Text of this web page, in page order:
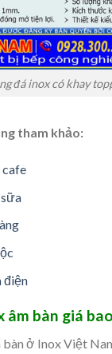
đá inox có khay
tham khảo:
điện
âm bàn giá
bàn ở Inox Việt